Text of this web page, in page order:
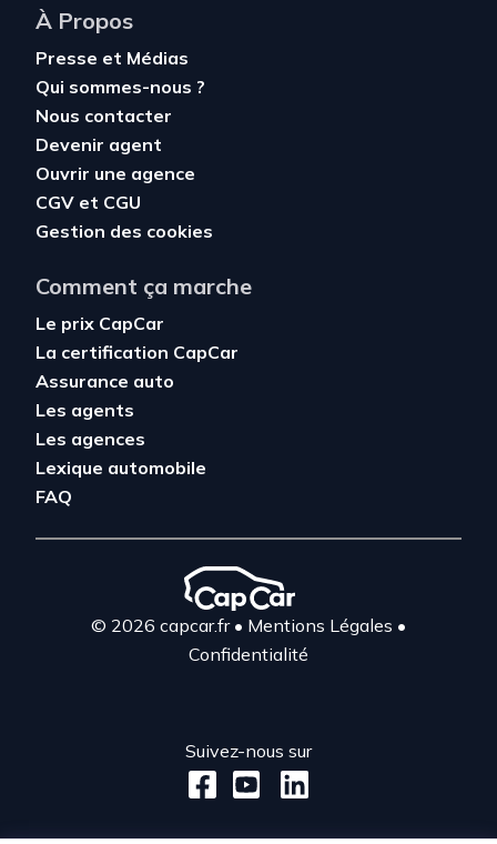
À Propos
Presse et Médias
Qui sommes-nous ?
Nous contacter
Devenir agent
Ouvrir une agence
CGV et CGU
Gestion des cookies
Comment ça marche
Le prix CapCar
La certification CapCar
Assurance auto
Les agents
Les agences
Lexique automobile
FAQ
© 2026 capcar.fr• Mentions Légales •
Confidentialité
Suivez-nous sur